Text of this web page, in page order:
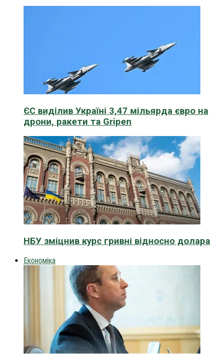
ЄС виділив Україні 3,47 мільярда євро на
дрони, ракети та Gripen
НБУ зміцнив курс гривні відносно долара
Економіка